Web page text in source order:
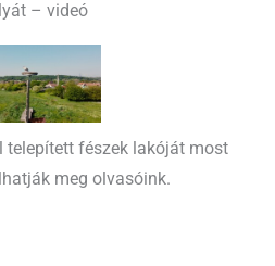
– videó
telepített fészek lakóját most
meg olvasóink.